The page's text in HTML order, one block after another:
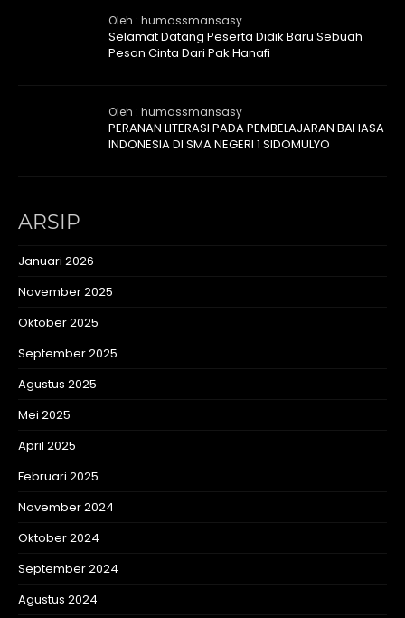
Oleh : humassmansasy
Selamat Datang Peserta Didik Baru Sebuah
Pesan Cinta Dari Pak Hanafi
Oleh : humassmansasy
PERANAN LITERASI PADA PEMBELAJARAN BAHASA
INDONESIA DI SMA NEGERI 1 SIDOMULYO
ARSIP
Januari 2026
November 2025
Oktober 2025
September 2025
Agustus 2025
Mei 2025
April 2025
Februari 2025
November 2024
Oktober 2024
September 2024
Agustus 2024